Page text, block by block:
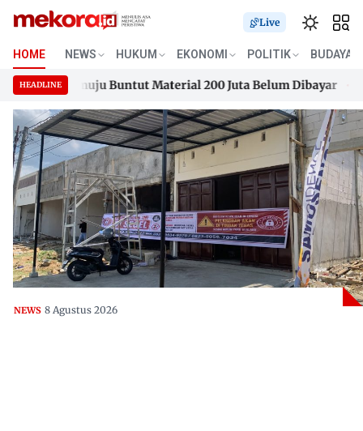
Skip
content
Live
HOME NEWS HUKUM EKONOMI POLITIK BUDAYA
HEADLINE
Mamuju Buntut Material 200 Juta Belum Dibayar
Mamuju Buntut Material 200 Juta Belum Dibayar
NEWS 8 Agustus 2026